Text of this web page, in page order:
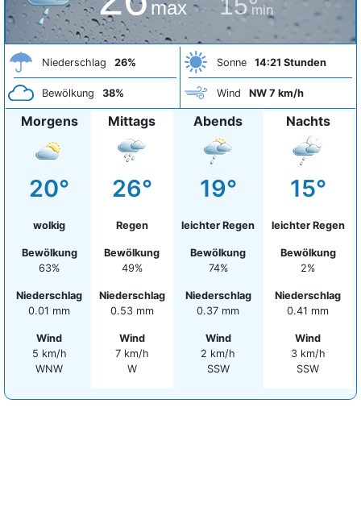
max min
Niederschlag 26%
Bewölkung 38%
Sonne 14:21 Stunden
Wind NW 7 km/h
Morgens
20°
wolkig
Bewölkung
63%
Niederschlag
0.01 mm
Wind
5 km/h
WNW
Mittags
26°
Regen
Bewölkung
49%
Niederschlag
0.53 mm
Wind
7 km/h
W
Abends
19°
leichter Regen
Bewölkung
74%
Niederschlag
0.37 mm
Wind
2 km/h
SSW
Nachts
15°
leichter Regen
Bewölkung
2%
Niederschlag
0.41 mm
Wind
3 km/h
SSW